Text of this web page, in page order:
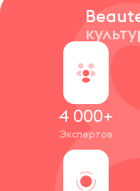
4 000+
Экспертов